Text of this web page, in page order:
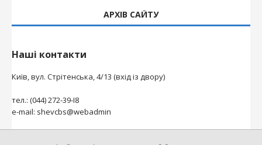
АРХІВ САЙТУ
Наші контакти
Київ, вул. Стрітенська, 4/13 (вхід із двору)
тел.: (044) 272-39-І8
e-mail: shevcbs@webadmin